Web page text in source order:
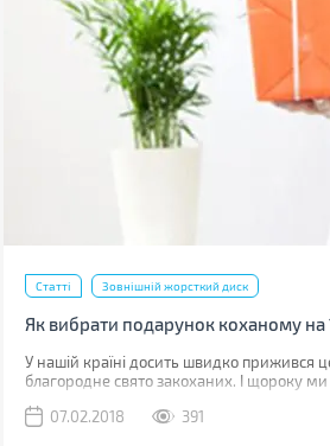
Статті Зовнішній жорсткий диск
Як вибрати подарунок коханому на
У нашій країні досить швидко прижився
благородне свято закоханих. І щороку
і залишається хорошим подарунком, але
07.02.2018 391